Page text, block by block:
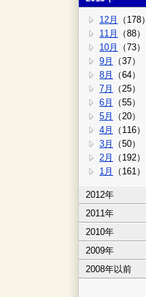
12月
（178）
11月
（88）
10月
（73）
9月
（37）
8月
（64）
7月
（25）
6月
（55）
5月
（20）
4月
（116）
3月
（50）
2月
（192）
1月
（161）
2012年
2011年
2010年
2009年
2008年以前